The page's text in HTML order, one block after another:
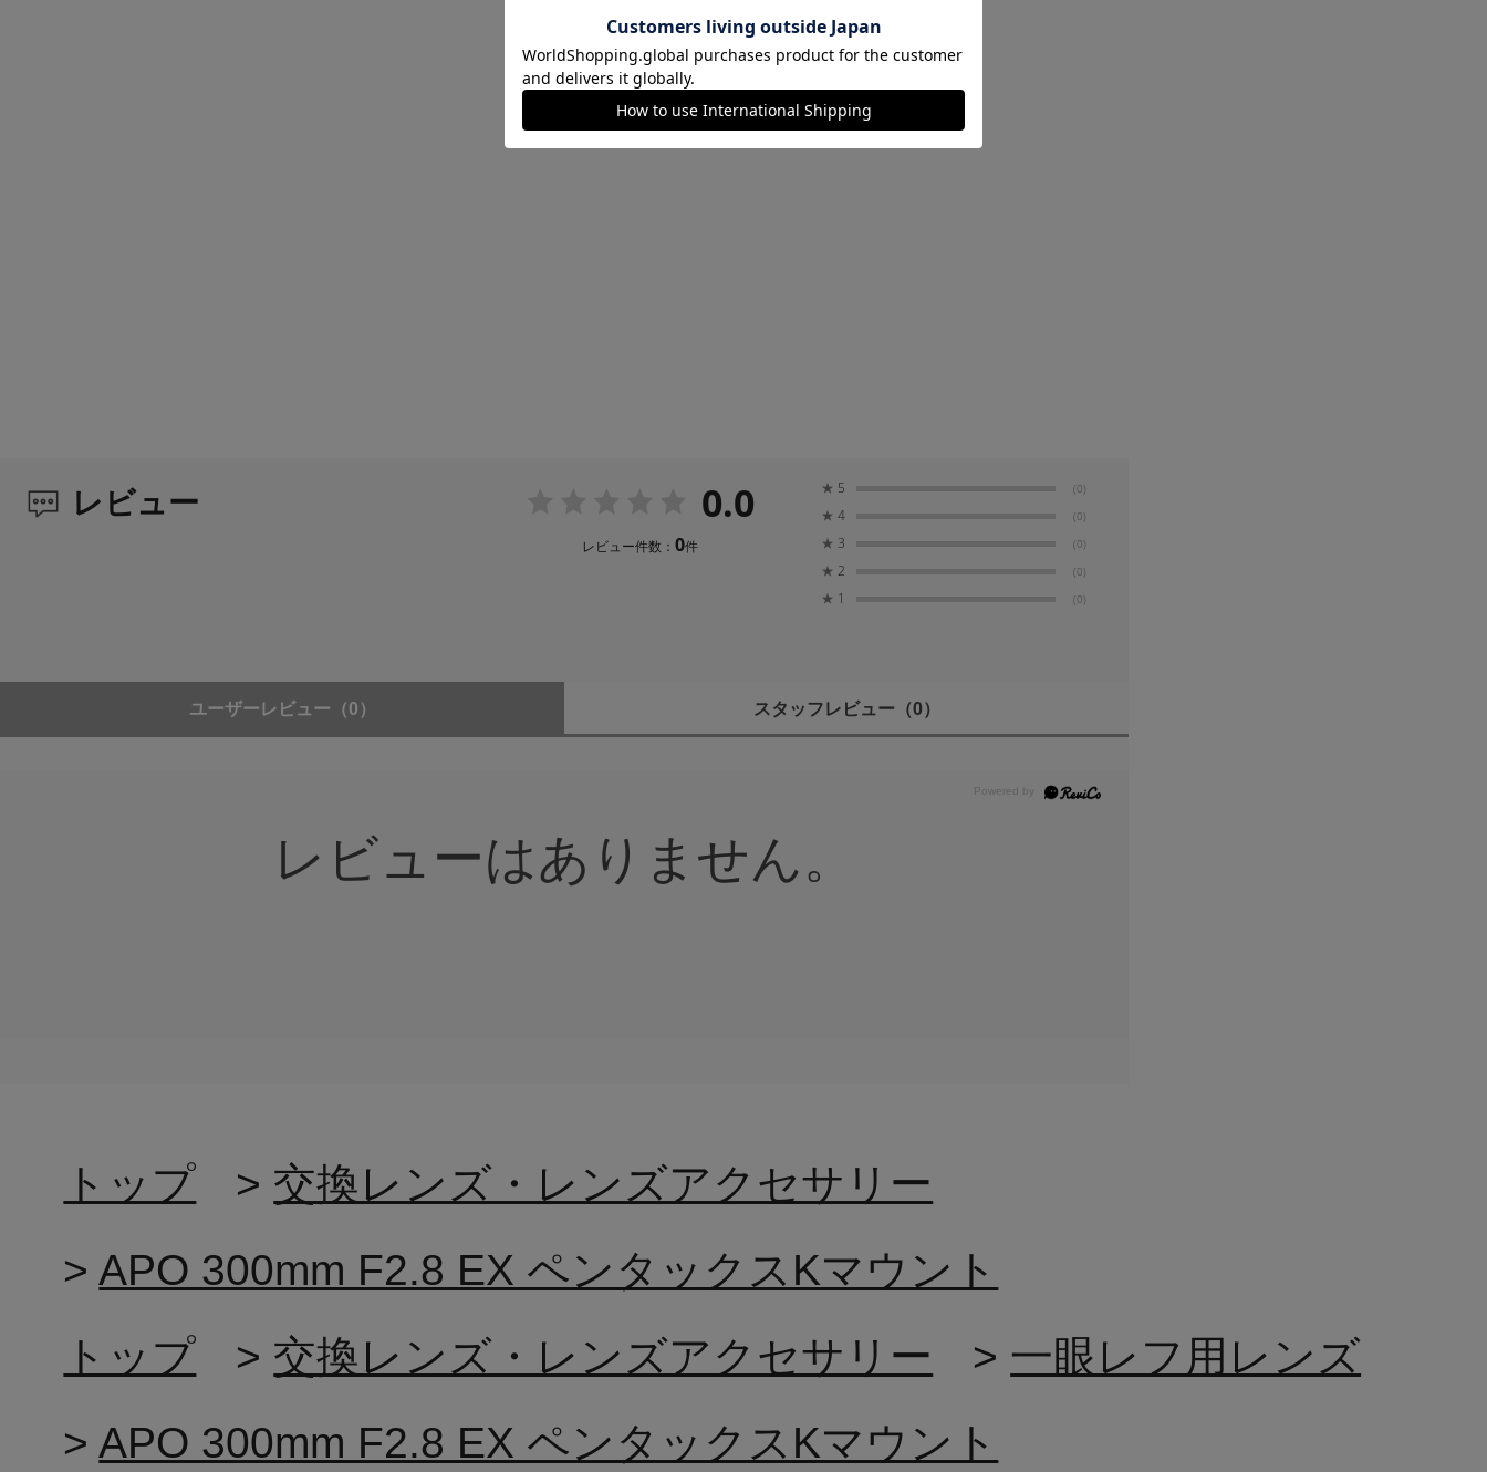
レビュー 0.0
レビュー件数： 0件
★ 5 (0)
★ 4 (0)
★ 3 (0)
★ 2 (0)
★ 1 (0)
ユーザーレビュー （0） スタッフレビュー （0）
レビューはありません。
トップ > 交換レンズ・レンズアクセサリー
>APO 300mm F2.8 EX ペンタックスKマウント
トップ
> 交換レンズ・レンズアクセサリー > 一眼レフ用レンズ
>APO 300mm F2.8 EX ペンタックスKマウント